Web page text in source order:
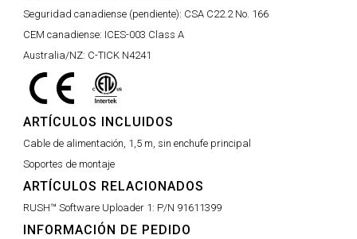
Seguridad canadiense (pendiente): CSA C22.2 No. 166
CEM canadiense: ICES-003 Class A
Australia/NZ: C-TICK N4241
ARTÍCULOS INCLUIDOS
Cable de alimentación, 1,5 m, sin enchufe principal
Soportes de montaje
ARTÍCULOS RELACIONADOS
RUSH™ Software Uploader 1: P/N 91611399
INFORMACIÓN DE PEDIDO